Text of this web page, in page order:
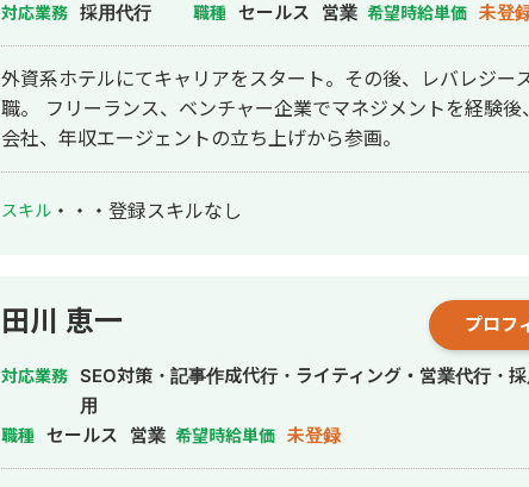
対応業務 採用代行 職種 セールス 営業 希望時給単価 未登
外資系ホテルにてキャリアをスタート。その後、レバレジー
職。 フリーランス、ベンチャー企業でマネジメントを経験
会社、年収エージェントの立ち上げから参画。
スキル ・・・ 登録スキルなし
田川 恵一 プロフ
対応業務 SEO対策・記事作成代行・ライティング・営業代行・
用
職種 セールス 営業 希望時給単価 未登録